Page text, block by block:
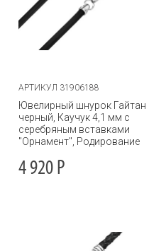
АРТИКУЛ 31906188
Ювелирный шнурок Гайтан
черный, Каучук 4,1 мм с
серебряным вставками
"Орнамент", Родирование
4 920 Р